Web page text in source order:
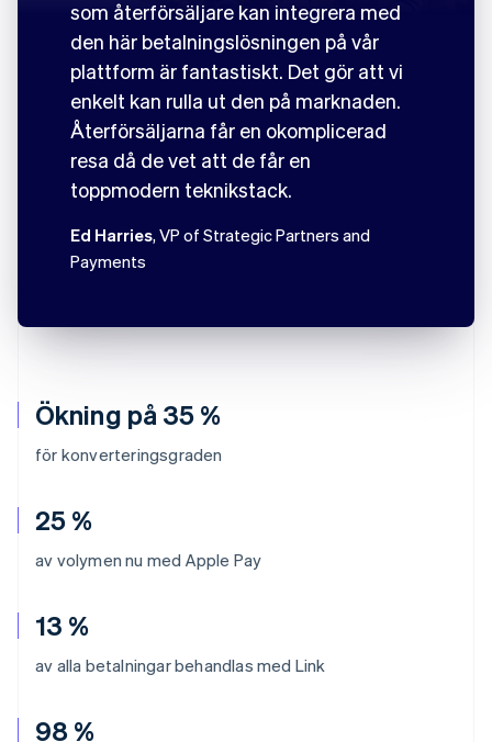
Ökning på 35 %
för konverteringsgraden
25 %
av volymen nu med Apple Pay
13 %
av alla betalningar behandlas med Link
98 %
som återförsäljare kan integrera med
den här betalningslösningen på vår
plattform är fantastiskt. Det gör att vi
enkelt kan rulla ut den på marknaden.
Återförsäljarna får en okomplicerad
resa då de vet att de får en
toppmodern teknikstack.
Ed Harries, VP of Strategic Partners and
Payments